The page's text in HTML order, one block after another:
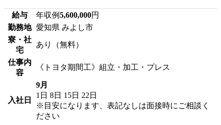
給与 年収例5,600,000円
勤務地 愛知県 みよし市
寮・社
宅
あり（無料）
仕事内
容
《トヨタ期間工》組立・加工・プレス
入社日
9月
1日 8日 15日 22日
※目安になります、表記なしは面接時にご相談く
ださい